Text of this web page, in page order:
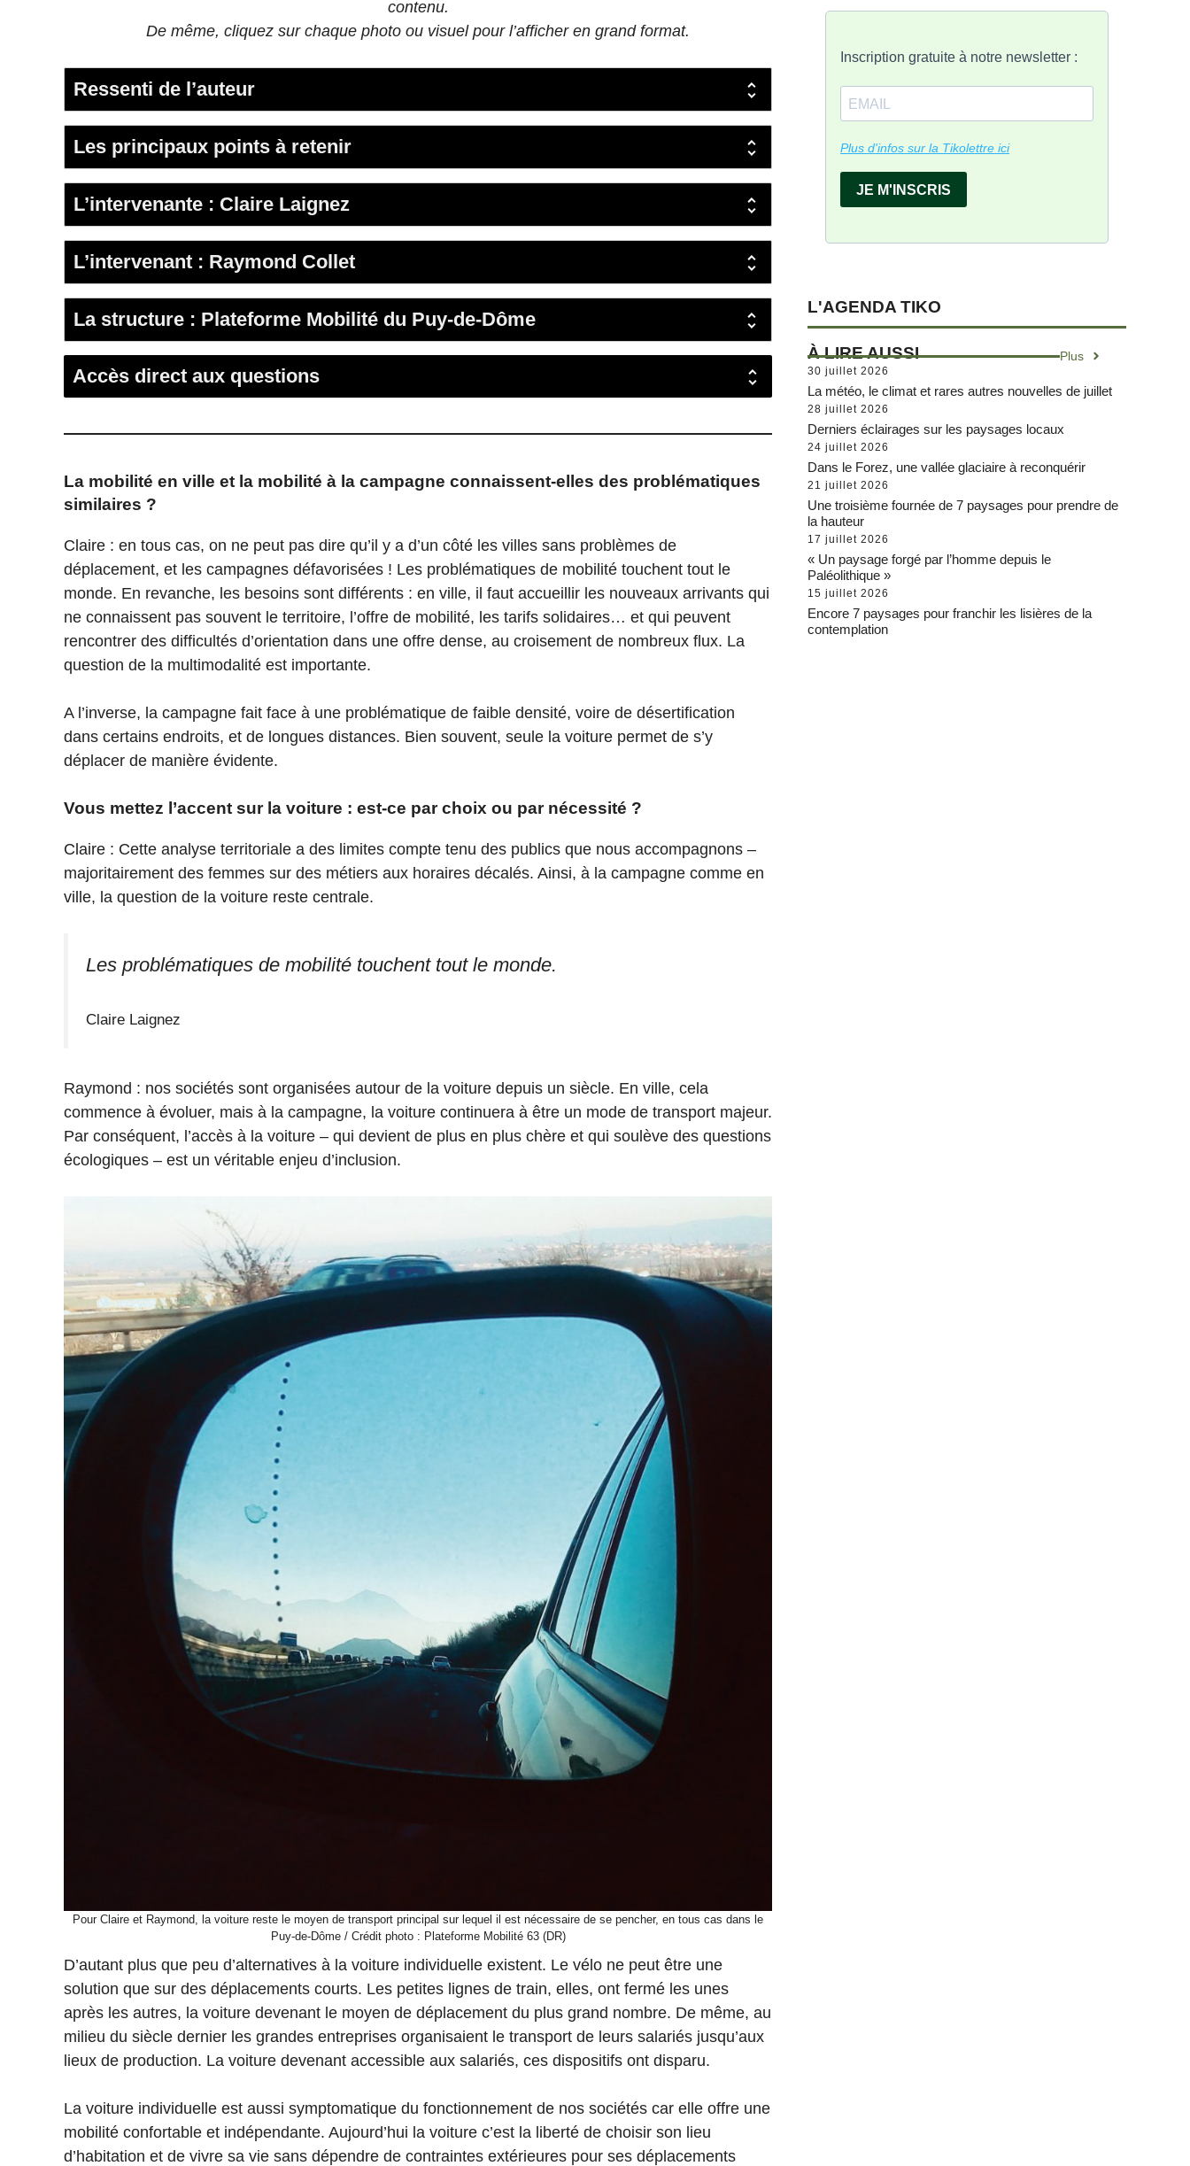
contenu.
De même, cliquez sur chaque photo ou visuel pour l’afficher en grand format.
Ressenti de l’auteur
Les principaux points à retenir
L’intervenante : Claire Laignez
L’intervenant : Raymond Collet
La structure : Plateforme Mobilité du Puy-de-Dôme
Accès direct aux questions
La mobilité en ville et la mobilité à la campagne connaissent-elles des problématiques
similaires ?
Claire : en tous cas, on ne peut pas dire qu’il y a d’un côté les villes sans problèmes de
déplacement, et les campagnes défavorisées ! Les problématiques de mobilité touchent tout le
monde. En revanche, les besoins sont différents : en ville, il faut accueillir les nouveaux arrivants qui
ne connaissent pas souvent le territoire, l’offre de mobilité, les tarifs solidaires… et qui peuvent
rencontrer des difficultés d’orientation dans une offre dense, au croisement de nombreux flux. La
question de la multimodalité est importante.
A l’inverse, la campagne fait face à une problématique de faible densité, voire de désertification
dans certains endroits, et de longues distances. Bien souvent, seule la voiture permet de s’y
déplacer de manière évidente.
Vous mettez l’accent sur la voiture : est-ce par choix ou par nécessité ?
Claire : Cette analyse territoriale a des limites compte tenu des publics que nous accompagnons –
majoritairement des femmes sur des métiers aux horaires décalés. Ainsi, à la campagne comme en
ville, la question de la voiture reste centrale.
Les problématiques de mobilité touchent tout le monde.
Claire Laignez
Raymond : nos sociétés sont organisées autour de la voiture depuis un siècle. En ville, cela
commence à évoluer, mais à la campagne, la voiture continuera à être un mode de transport majeur.
Par conséquent, l’accès à la voiture – qui devient de plus en plus chère et qui soulève des questions
écologiques – est un véritable enjeu d’inclusion.
Pour Claire et Raymond, la voiture reste le moyen de transport principal sur lequel il est nécessaire de se pencher, en tous cas dans le
Puy-de-Dôme / Crédit photo : Plateforme Mobilité 63 (DR)
D’autant plus que peu d’alternatives à la voiture individuelle existent. Le vélo ne peut être une
solution que sur des déplacements courts. Les petites lignes de train, elles, ont fermé les unes
après les autres, la voiture devenant le moyen de déplacement du plus grand nombre. De même, au
milieu du siècle dernier les grandes entreprises organisaient le transport de leurs salariés jusqu’aux
lieux de production. La voiture devenant accessible aux salariés, ces dispositifs ont disparu.
La voiture individuelle est aussi symptomatique du fonctionnement de nos sociétés car elle offre une
mobilité confortable et indépendante. Aujourd’hui la voiture c’est la liberté de choisir son lieu
d’habitation et de vivre sa vie sans dépendre de contraintes extérieures pour ses déplacements
L'AGENDA TIKO
À LIRE AUSSI Plus
30 juillet 2026
La météo, le climat et rares autres nouvelles de juillet
28 juillet 2026
Derniers éclairages sur les paysages locaux
24 juillet 2026
Dans le Forez, une vallée glaciaire à reconquérir
21 juillet 2026
Une troisième fournée de 7 paysages pour prendre de
la hauteur
17 juillet 2026
« Un paysage forgé par l’homme depuis le
Paléolithique »
15 juillet 2026
Encore 7 paysages pour franchir les lisières de la
contemplation